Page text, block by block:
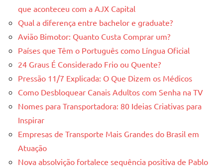
que aconteceu com a AJX Capital
Qual a diferença entre bachelor e graduate?
Avião Bimotor: Quanto Custa Comprar um?
Países que Têm o Português como Língua Oficial
24 Graus É Considerado Frio ou Quente?
Pressão 11/7 Explicada: O Que Dizem os Médicos
Como Desbloquear Canais Adultos com Senha na TV
Nomes para Transportadora: 80 Ideias Criativas para
Inspirar
Empresas de Transporte Mais Grandes do Brasil em
Atuação
Nova absolvição fortalece sequência positiva de Pablo